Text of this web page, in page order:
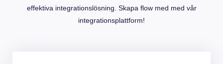
effektiva integrationslösning. Skapa flow med med vår
integrationsplattform!